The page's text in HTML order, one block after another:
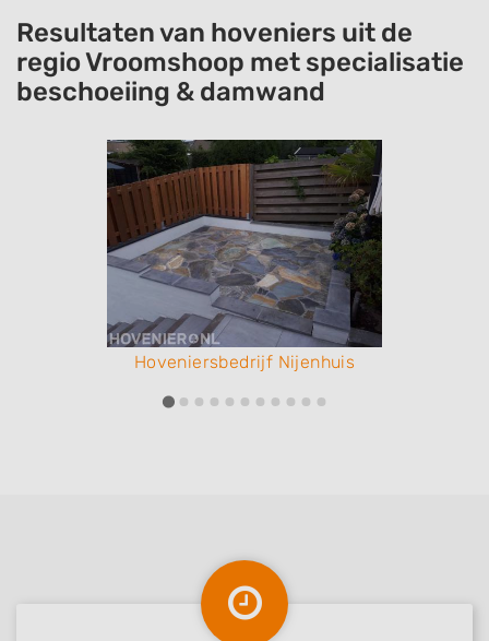
Resultaten van hoveniers uit de
regio Vroomshoop met specialisatie
beschoeiing & damwand
Hoveniersbedrijf Nijenhuis